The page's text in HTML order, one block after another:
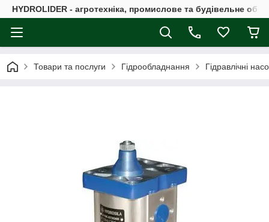
HYDROLIDER - агротехніка, промислове та будівельне
Товари та послуги Гідрообладнання Гідравлічні